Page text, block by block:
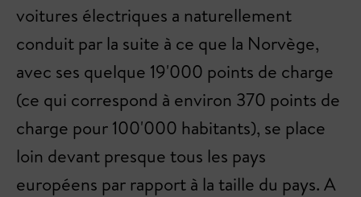
voitures électriques a naturellement
conduit par la suite à ce que la Norvège,
avec ses quelque 19'000 points de charge
(ce qui correspond à environ 370 points de
charge pour 100'000 habitants), se place
loin devant presque tous les pays
européens par rapport à la taille du pays. A